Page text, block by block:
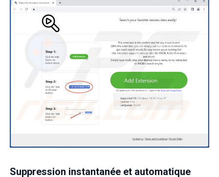
Suppression instantanée et automatique